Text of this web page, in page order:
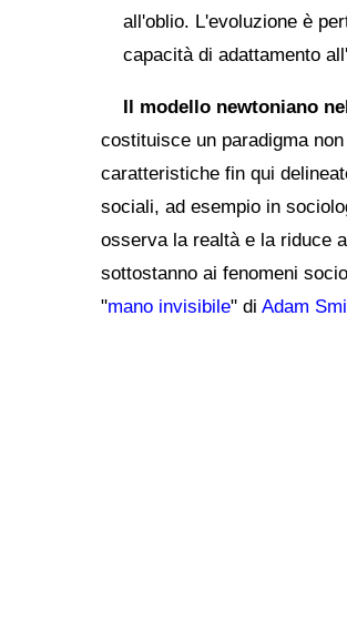
all'oblio. L'evoluzione è
capacità di adattamento all'
Il modello newtoniano
costituisce un paradigma
caratteristiche fin qui
sociali, ad esempio in
osserva la realtà e la riduce
sottostanno ai fenomeni
"mano invisibile" di Adam